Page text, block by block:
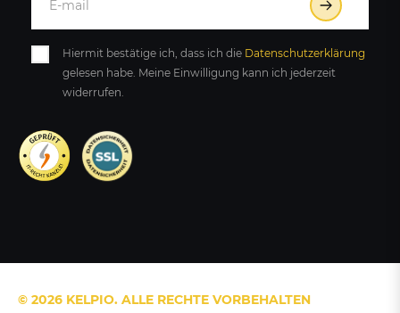
Hiermit bestätige ich, dass ich die Daten­schutz­erklärung
gelesen habe. Meine Einwilligung kann ich jederzeit
widerrufen.
© 2026 KELPIO. ALLE RECHTE VORBEHALTEN